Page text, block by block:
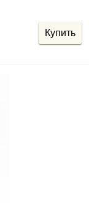
Купить